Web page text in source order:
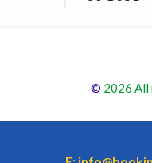
© 2026 All